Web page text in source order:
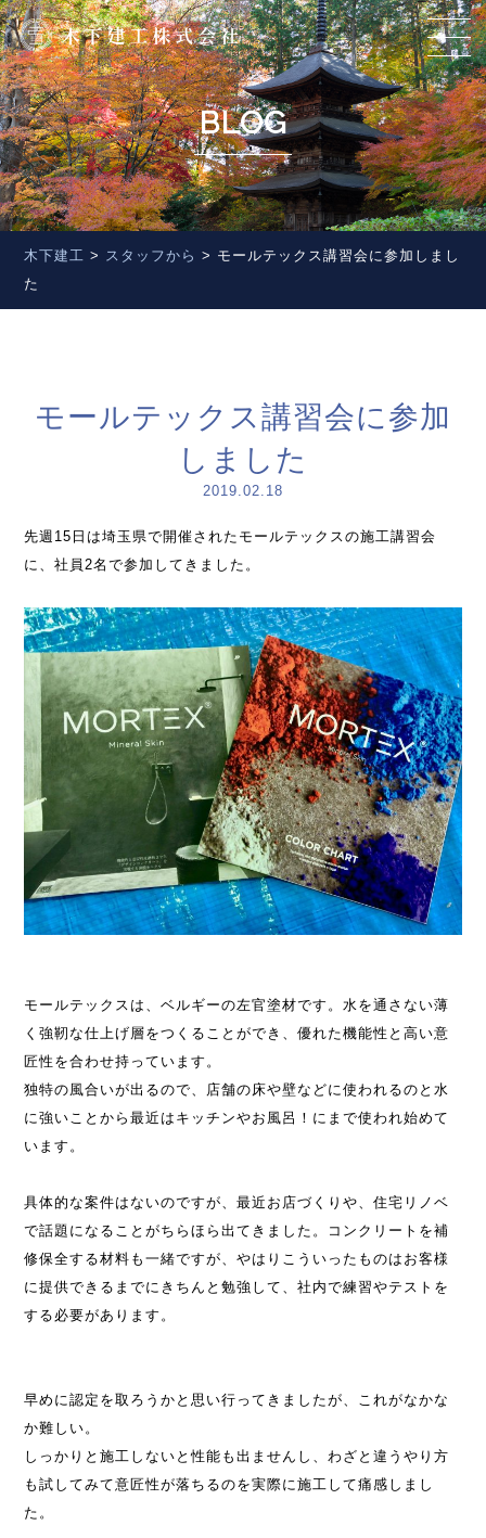
BLOG
木下建工 > スタッフから > モールテックス講習会に参加しまし
た
モールテックス講習会に参加
しました
2019.02.18
先週15日は埼玉県で開催されたモールテックスの施工講習会
に、社員2名で参加してきました。
モールテックスは、ベルギーの左官塗材です。水を通さない薄
く強靭な仕上げ層をつくることができ、優れた機能性と高い意
匠性を合わせ持っています。
独特の風合いが出るので、店舗の床や壁などに使われるのと水
に強いことから最近はキッチンやお風呂！にまで使われ始めて
います。
具体的な案件はないのですが、最近お店づくりや、住宅リノベ
で話題になることがちらほら出てきました。コンクリートを補
修保全する材料も一緒ですが、やはりこういったものはお客様
に提供できるまでにきちんと勉強して、社内で練習やテストを
する必要があります。
早めに認定を取ろうかと思い行ってきましたが、これがなかな
か難しい。
しっかりと施工しないと性能も出ませんし、わざと違うやり方
も試してみて意匠性が落ちるのを実際に施工して痛感しまし
た。